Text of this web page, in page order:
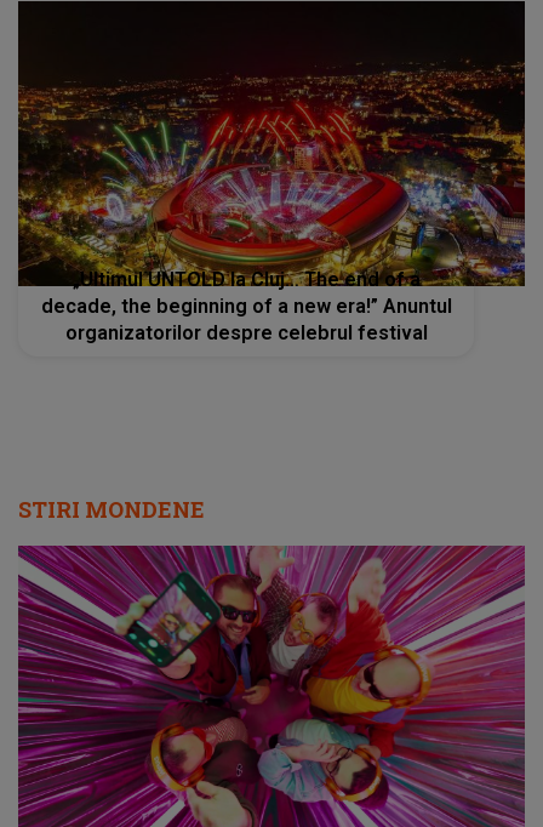
„Ultimul UNTOLD la Cluj… The end of a
decade, the beginning of a new era!” Anuntul
organizatorilor despre celebrul festival
STIRI MONDENE